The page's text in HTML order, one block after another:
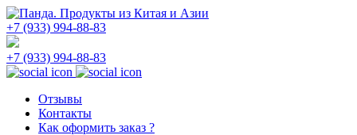
+7 (933) 994-88-83
+7 (933) 994-88-83
Отзывы
Контакты
Как оформить заказ ?